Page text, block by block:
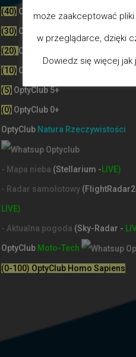
(40) OptyClub 40+
(30) OptyClub 30+
(20) OptyClub 20+
(10) OptyClub 10+
(5) OptyClub 5+
(0) OptyClub 0+
OptyClubNatura Rzeczywistości
- Mapa nieba (Stellarium -LIVE)
- Radar samolotowy
LIVE)
- Aktualna pogoda (Sky-Radar -
OptyClubMoto-Tech
(0-100) OptyClub Homo Sapiens
może zaakceptować
w przeglądarce, dzięki
Dowiedz się więcej jak